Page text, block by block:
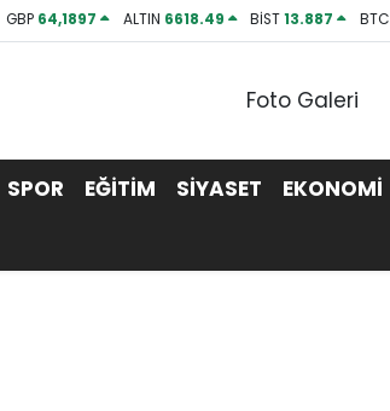
GBP 64,1897 ALTIN 6618.49 BİST13.887 BTC
Foto Galeri
SPOR EĞİTİM SİYASET EKONOMİ